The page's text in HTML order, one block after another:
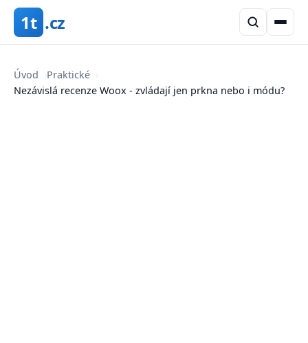
1t .cz
Úvod ›Praktické ›
Nezávislá recenze Woox - zvládají jen prkna nebo i módu?